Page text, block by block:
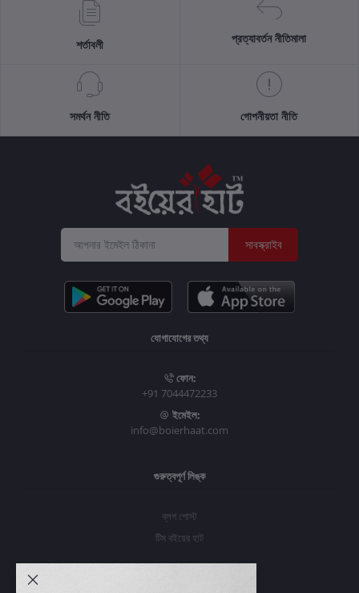
শর্তাবলী প্রত্যাবর্তন নীতিমালা
সমর্থন নীতি গোপনীয়তা নীতি
সাবস্ক্রাইব
যোগাযোগের তথ্য
ফোন:
+91 7044472233
ইমেইল:
info@boierhaat.com
গুরুত্বপূর্ণ লিঙ্ক
ব্লগ পোস্ট
টিম বইয়ের হাট